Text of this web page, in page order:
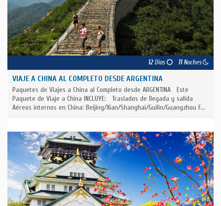
12Días 11Noches
VIAJE A CHINA AL COMPLETO DESDE ARGENTINA
Paquetes de Viajes a China al Completo desde ARGENTINA Este
Paquete de Viaje a China INCLUYE: Traslados de llegada y salida
Aéreos internos en China: Beijing/Xian/Shanghai/Guilin/Guangzhou F...